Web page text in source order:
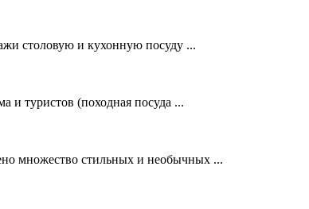
столовую и кухонную посуду ...
и туристов (походная посуда ...
множество стильных и необычных ...